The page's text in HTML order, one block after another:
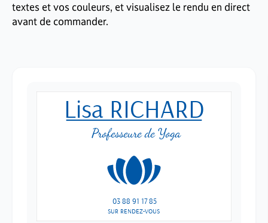
textes et vos couleurs, et visualisez le rendu en direct
avant de commander.
Lisa RICHARD
Professeure de Yoga
03 88 91 17 85
SUR RENDEZ-VOUS